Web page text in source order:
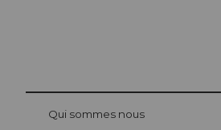
at Bre
Qui sommes nous